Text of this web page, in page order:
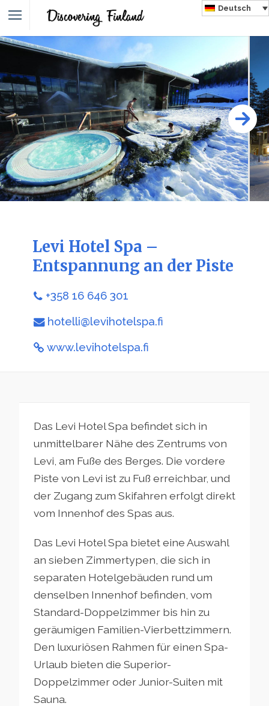
Deutsch
Levi Hotel Spa –
Entspannung an der Piste
+358 16 646 301
hotelli@levihotelspa.fi
www.levihotelspa.fi
Das Levi Hotel Spa befindet sich in
unmittelbarer Nähe des Zentrums von
Levi, am Fuße des Berges. Die vordere
Piste von Levi ist zu Fuß erreichbar, und
der Zugang zum Skifahren erfolgt direkt
vom Innenhof des Spas aus.
Das Levi Hotel Spa bietet eine Auswahl
an sieben Zimmertypen, die sich in
separaten Hotelgebäuden rund um
denselben Innenhof befinden, vom
Standard-Doppelzimmer bis hin zu
geräumigen Familien-Vierbettzimmern.
Den luxuriösen Rahmen für einen Spa-
Urlaub bieten die Superior-
Doppelzimmer oder Junior-Suiten mit
Sauna.